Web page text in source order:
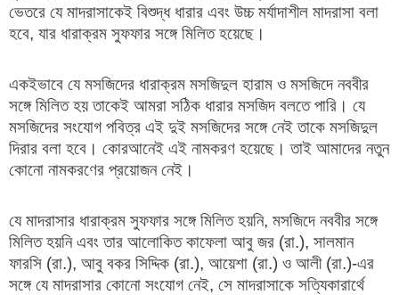
ভেতরে যে মাদরাসাকেই বিশুদ্ধ ধারার এবং উচ্চ মর্যাদাশীল মাদরাসা বলা
হবে, যার ধারাক্রম সুফফার সঙ্গে মিলিত হয়েছে।
একইভাবে যে মসজিদের ধারাক্রম মসজিদুল হারাম ও মসজিদে নববীর
সঙ্গে মিলিত হয় তাকেই আমরা সঠিক ধারার মসজিদ বলতে পারি। যে
মসজিদের সংযোগ পবিত্র এই দুই মসজিদের সঙ্গে নেই তাকে মসজিদুল
দিরার বলা হবে। কোরআনেই এই নামকরণ হয়েছে। তাই আমাদের নতুন
কোনো নামকরণের প্রয়োজন নেই।
যে মাদরাসার ধারাক্রম সুফফার সঙ্গে মিলিত হয়নি, মসজিদে নববীর সঙ্গে
মিলিত হয়নি এবং তার আলোকিত কাফেলা আবু জর (রা.), সালমান
ফারসি (রা.), আবু বকর সিদ্দিক (রা.), আয়েশা (রা.) ও আলী (রা.)-এর
সঙ্গে যে মাদরাসার কোনো সংযোগ নেই, সে মাদরাসাকে সত্যিকারার্থে